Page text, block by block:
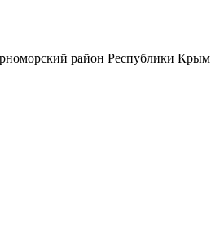
район Республики Крым